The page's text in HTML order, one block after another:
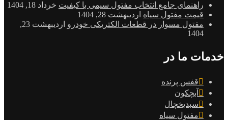
راهنمای جامع انتخاب مفتول سیمی با کیفیت خرداد 18, 1404
قیمت مفتول سیاه اردیبهشت 28, 1404
مفتول مسوار در قطعات الکتریکی خودرو
اردیبهشت 23,
1404
خدمات ما در
قفس پرنده
آبچکون
سبدیخچال
مفتول سیاه